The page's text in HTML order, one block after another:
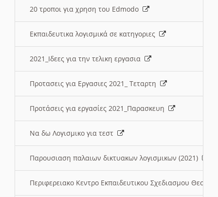
20 τροποι για χρηση του Edmodo
Εκπαιδευτικα λογισμικά σε κατηγοριες
2021_Ιδεες για την τελικη εργασια
Προτασεις για Εργασιες 2021_ Τεταρτη
Προτάσεις για εργασίες 2021_Παρασκευη
Να δω Λογισμικο για τεστ
Παρουσιαση παλαιων δικτυακων λογισμικων (2021)
Περιφερειακο Κεντρο Εκπαιδευτικου Σχεδιασμου